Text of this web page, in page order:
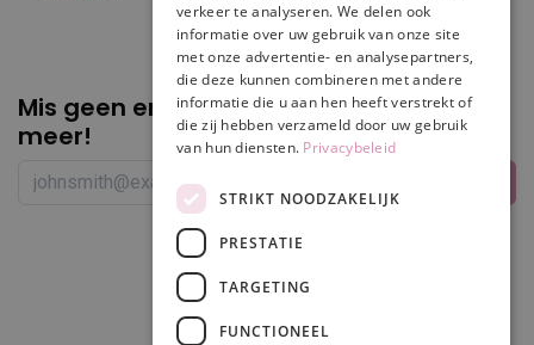
Mis geen enkelepromotie of korting
meer!
verkeer te analyseren. We delen ook
informatie over uw gebruik van onze site
met onze advertentie- en analysepartners,
die deze kunnen combineren met andere
informatie die u aan hen heeft verstrekt of
die zij hebben verzameld door uw gebruik
van hun diensten. Privacybeleid
STRIKT NOODZAKELIJK
PRESTATIE
TARGETING
FUNCTIONEEL